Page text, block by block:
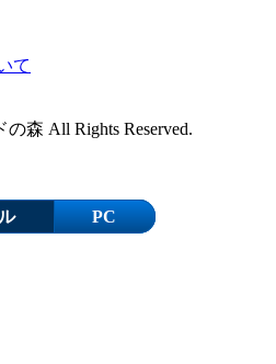
て
森 All Rights Reserved.
PC